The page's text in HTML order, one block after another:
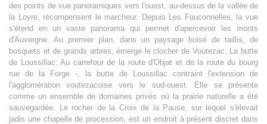
des points de vue panoramiques vers l'ouest, au-dessus de la vallée de
la Loyre, récompensent le marcheur. Depuis Les Fauconnelles, la vue
s'étend en un vaste panorama qui permet d'apercevoir les monts
d'Auvergne. Au premier plan, dans un paysage boisé de taillis, de
bosquets et de grands arbres, émerge le clocher de Voutezac. La butte
de Loussillac. Au carrefour de la route d'Objat et de la route du bourg
rue de la Forge -, la butte de Loussillac contraint l'extension de
l'agglomération voutezacoise vers le sud-ouest. Elle se présente
comme un ensemble de domaines privés où la prairie naturelle a été
sauvegardée. Le rocher de la Croix de la Pause, sur lequel s'élevait
jadis une chapelle de procession, est un endroit à présent discret dans